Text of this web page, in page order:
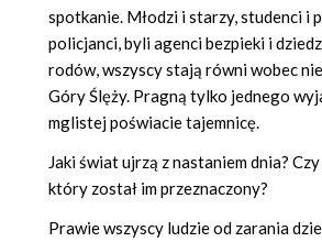
spotkanie. Młodzi i starzy, studenci i
policjanci, byli agenci bezpieki i
rodów, wszyscy stają równi wobec
Góry Ślęży. Pragną tylko jednego
mglistej poświacie tajemnicę.
Jaki świat ujrzą z nastaniem dnia?
który został im przeznaczony?
Prawie wszyscy ludzie od zarania